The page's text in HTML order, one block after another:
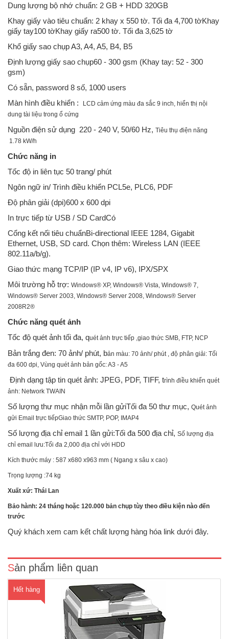
Dung lượng bộ nhớ chuẩn: 2 GB + HDD 320GB
Khay giấy vào tiêu chuẩn: 2 khay x 550 tờ. Tối đa 4,700 tờKhay
giấy tay100 tờKhay giấy ra500 tờ. Tối đa 3,625 tờ
Khổ giấy sao chụp A3, A4, A5, B4, B5
Định lượng giấy sao chụp60 - 300 gsm (Khay tay: 52 - 300
gsm)
Có sẵn, password 8 số, 1000 users
Màn hình điều khiển :
LCD cảm ứng màu đa sắc 9 inch, hiển thị nội
dung tài liệu trong ổ cứng
Nguồn điện sử dụng 220 - 240 V, 50/60 Hz, Tiêu thụ điện năng
1.78 kW/h
Chức năng in
Tốc độ in liên tục 50 trang/ phút
Ngôn ngữ in/ Trình điều khiển PCL5e, PLC6, PDF
Độ phân giải (dpi)600 x 600 dpi
In trực tiếp từ USB / SD CardCó
Cổng kết nối tiêu chuẩnBi-directional IEEE 1284, Gigabit
Ethernet, USB, SD card. Chọn thêm: Wireless LAN (IEEE
802.11a/b/g).
Giao thức mạng TCP/IP (IP v4, IP v6), IPX/SPX
Môi trường hỗ trợ: Windows® XP, Windows® Vista, Windows® 7,
Windows® Server 2003, Windows® Server 2008, Windows® Server
2008R2®
Chức năng quét ảnh
Tốc độ quét ảnh tối đa, quét ảnh trực tiếp ,giao thức SMB, FTP, NCP
Bản trắng đen: 70 ảnh/ phút, bản màu: 70 ảnh/ phút , độ phân giải: Tối
đa 600 dpi, Vùng quét ảnh bản gốc: A3 - A5
Định dạng tập tin quét ảnh: JPEG, PDF, TIFF, trình điều khiển quét
ảnh: Network TWAIN
Số lượng thư mục nhận mỗi lần gửiTối đa 50 thư mục, Quét ảnh
gửi Email trực tiếpGiao thức SMTP, POP, IMAP4
Số lượng địa chỉ email 1 lần gửi:Tối đa 500 địa chỉ, Số lượng địa
chỉ email lưu:Tối đa 2,000 địa chỉ với HDD
Kích thước máy : 587 x680 x963 mm ( Ngang x sâu x cao)
Trọng lượng :74 kg
Xuất xứ: Thái Lan
Bảo hành: 24 tháng hoặc 120.000 bản chụp tùy theo điều kiện nào đến
trước
Quý khách xem cam kết chất lượng hàng hóa link dưới đây.
Sản phẩm liên quan
Hết hàng
Máy photocopy Ricoh Aficio MP 2001SP (A6 đến A3)Chức năng :
Photocopy đen trắng + in mạng + Scan màu mạng +Duplex + Kết nối
cổng mạngBộ tự động đảo mặt bản sao:Có sẵnQuét, tạo ảnh bằng 2